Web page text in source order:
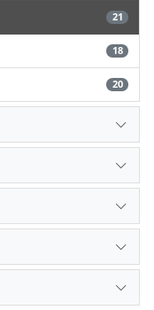
21
18
20